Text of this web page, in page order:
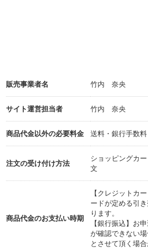
ある日、ふと気づいてしまったの
文化人類学の分野で大学院を卒業
で教えたり、博物館の研究員にな
ていないことを…
そこで、日本帰国後のことを見据
変更し、１９９９年１２月、必要
得して短大の課程を修了しました
カナダ出国後、のちに結婚する
にアムトラックでアメリカ一周し
のは２０００年２月。２６歳の春
販売事業者名 竹内 奈央
サイト運営担当者 竹内 奈央
商品代金以外の必要料金 送料・銀行手数料
注文の受け付け方法
ショッピングカ
文
商品代金のお支払い時期
【クレジットカ
ードが定める引
ります。
【銀行振込】お
が確認できない
とさせて頂く場合